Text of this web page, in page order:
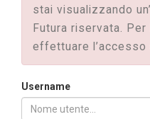
stai visualizzando
Futura riservata.
effettuare
Username